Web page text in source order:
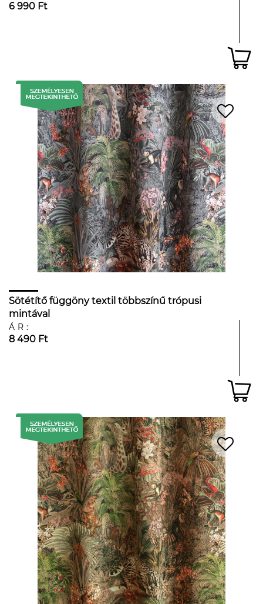
6 990 Ft
Sötétítő függöny textil többszínű trópusi
mintával
ÁR:
8 490 Ft